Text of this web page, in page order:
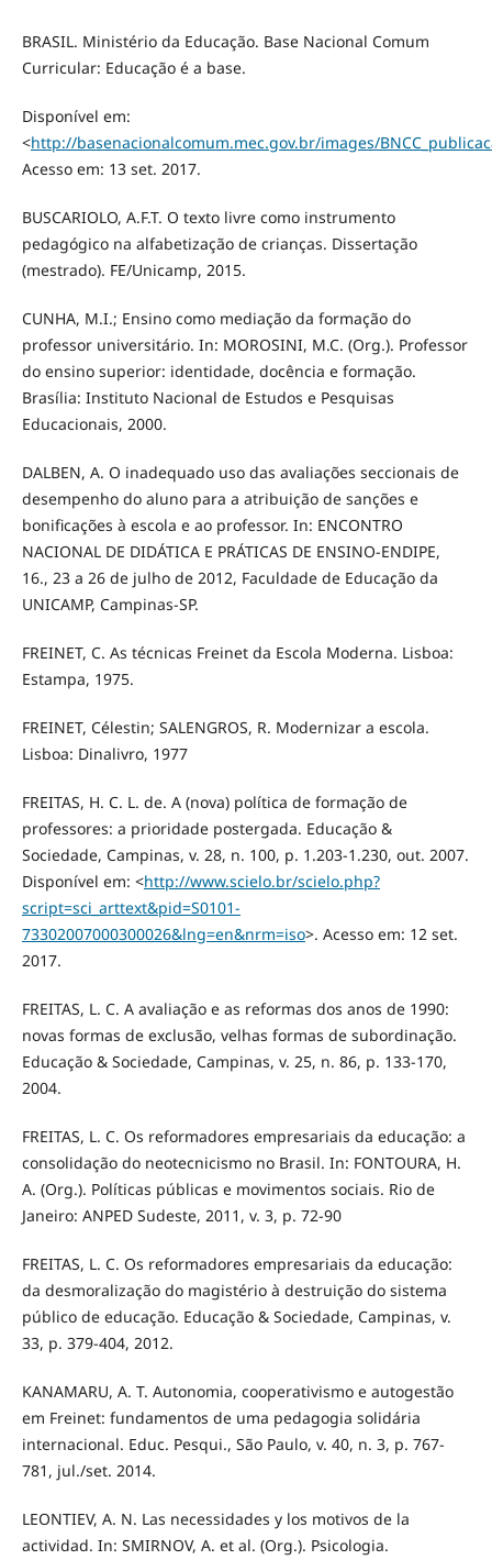
BRASIL. Ministério da Educação. Base Nacional Comum
Curricular: Educação é a base.
Disponível em:
<http://basenacionalcomum.mec.gov.br/images/
Acesso em: 13 set. 2017.
BUSCARIOLO, A.F.T. O texto livre como instrumento
pedagógico na alfabetização de crianças. Dissertação
(mestrado). FE/Unicamp, 2015.
CUNHA, M.I.; Ensino como mediação da formação do
professor universitário. In: MOROSINI, M.C. (Org.). Professor
do ensino superior: identidade, docência e formação.
Brasília: Instituto Nacional de Estudos e Pesquisas
Educacionais, 2000.
DALBEN, A. O inadequado uso das avaliações seccionais de
desempenho do aluno para a atribuição de sanções e
bonificações à escola e ao professor. In: ENCONTRO
NACIONAL DE DIDÁTICA E PRÁTICAS DE ENSINO-ENDIPE,
16., 23 a 26 de julho de 2012, Faculdade de Educação da
UNICAMP, Campinas-SP.
FREINET, C. As técnicas Freinet da Escola Moderna. Lisboa:
Estampa, 1975.
FREINET, Célestin; SALENGROS, R. Modernizar a escola.
Lisboa: Dinalivro, 1977
FREITAS, H. C. L. de. A (nova) política de formação de
professores: a prioridade postergada. Educação &
Sociedade, Campinas, v. 28, n. 100, p. 1.203-1.230, out. 2007.
Disponível em: <http://www.scielo.br/scielo.php?
script=sci_arttext&pid=S0101-
73302007000300026&lng=en&nrm=iso>. Acesso em: 12 set.
2017.
FREITAS, L. C. A avaliação e as reformas dos anos de 1990:
novas formas de exclusão, velhas formas de subordinação.
Educação & Sociedade, Campinas, v. 25, n. 86, p. 133-170,
2004.
FREITAS, L. C. Os reformadores empresariais da educação: a
consolidação do neotecnicismo no Brasil. In: FONTOURA, H.
A. (Org.). Políticas públicas e movimentos sociais. Rio de
Janeiro: ANPED Sudeste, 2011, v. 3, p. 72-90
FREITAS, L. C. Os reformadores empresariais da educação:
da desmoralização do magistério à destruição do sistema
público de educação. Educação & Sociedade, Campinas, v.
33, p. 379-404, 2012.
KANAMARU, A. T. Autonomia, cooperativismo e autogestão
em Freinet: fundamentos de uma pedagogia solidária
internacional. Educ. Pesqui., São Paulo, v. 40, n. 3, p. 767-
781, jul./set. 2014.
LEONTIEV, A. N. Las necessidades y los motivos de la
actividad. In: SMIRNOV, A. et al. (Org.). Psicologia.